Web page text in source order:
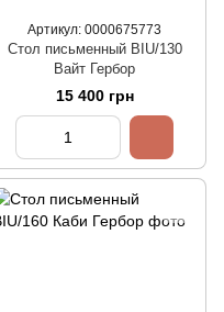
Артикул: 0000675773
Стол письменный BIU/130
Вайт Гербор
15 400 грн